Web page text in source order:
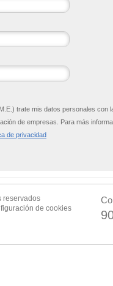
trate mis datos personales
de empresas. Para más
de privacidad
reservados
de cookies